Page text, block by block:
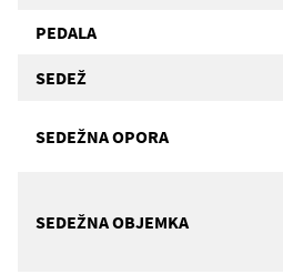
PEDALA
SEDEŽ
SEDEŽNA OPORA
SEDEŽNA OBJEMKA